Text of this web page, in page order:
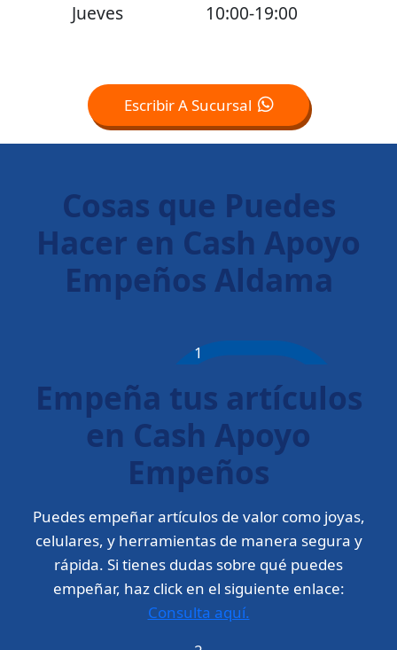
Jueves
10:00-19:00
Escribir A Sucursal
Cosas que Puedes
Hacer en Cash Apoyo
Empeños Aldama
1
Empeña tus artículos
en Cash Apoyo
Empeños
Puedes empeñar artículos de valor como joyas,
celulares, y herramientas de manera segura y
rápida. Si tienes dudas sobre qué puedes
empeñar, haz click en el siguiente enlace:
Consulta aquí.